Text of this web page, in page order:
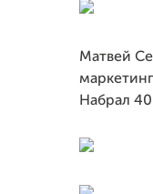
Матвей
Набрал